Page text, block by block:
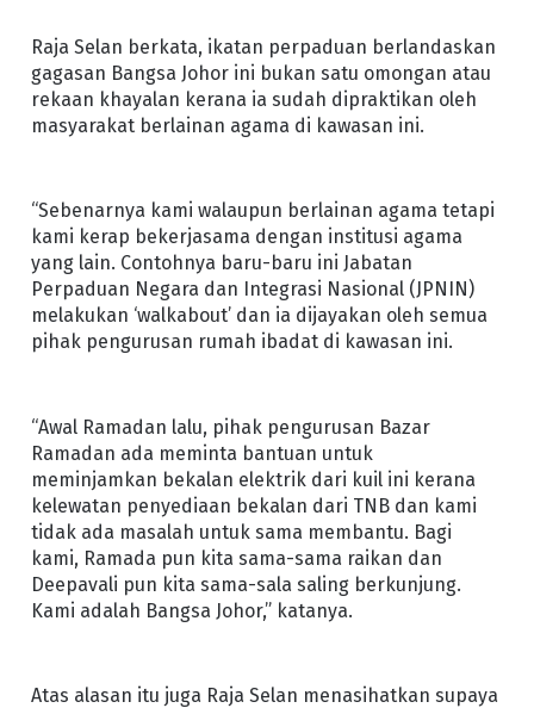
Raja Selan berkata, ikatan perpaduan berlandaskan
gagasan Bangsa Johor ini bukan satu omongan atau
rekaan khayalan kerana ia sudah dipraktikan oleh
masyarakat berlainan agama di kawasan ini.
“Sebenarnya kami walaupun berlainan agama tetapi
kami kerap bekerjasama dengan institusi agama
yang lain. Contohnya baru-baru ini Jabatan
Perpaduan Negara dan Integrasi Nasional (JPNIN)
melakukan ‘walkabout’ dan ia dijayakan oleh semua
pihak pengurusan rumah ibadat di kawasan ini.
“Awal Ramadan lalu, pihak pengurusan Bazar
Ramadan ada meminta bantuan untuk
meminjamkan bekalan elektrik dari kuil ini kerana
kelewatan penyediaan bekalan dari TNB dan kami
tidak ada masalah untuk sama membantu. Bagi
kami, Ramada pun kita sama-sama raikan dan
Deepavali pun kita sama-sala saling berkunjung.
Kami adalah Bangsa Johor,” katanya.
Atas alasan itu juga Raja Selan menasihatkan supaya